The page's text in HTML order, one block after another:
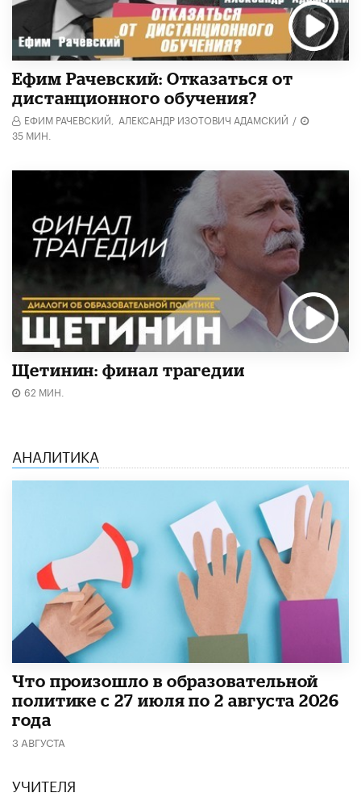
Ефим Рачевский: Отказаться от
дистанционного обучения?
ЕФИМ РАЧЕВСКИЙ, АЛЕКСАНДР ИЗОТОВИЧ АДАМСКИЙ /
35 МИН.
Щетинин: финал трагедии
62 МИН.
АНАЛИТИКА
​Что произошло в образовательной
политике с 27 июля по 2 августа 2026
года
3 АВГУСТА
УЧИТЕЛЯ